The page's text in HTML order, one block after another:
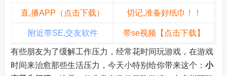
直,播APP（点击下载） 切记,准备好纸巾！！
附近带SE,交友软件 带se视频【点击下载】
有些朋友为了缓解工作压力，经常花时间玩游戏，在游戏
时间来治愈那些生活压力，今天小特别给你带来这个： 小